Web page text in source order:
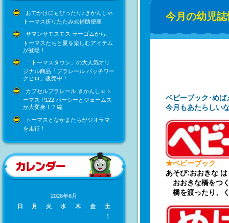
おでかけにもぴったり♪きかんしゃ
トーマス折りたたみ式補助便座
サマンサモスモス ラーゴムから、
トーマスたちと夏を楽しむアイテム
が登場！
「トーマスタウン」の大人気オリ
ジナル商品「プラレール パッチワー
クヒロ」販売中！
カプセルプラレール きかんしゃト
ーマス P122 パーシーとジェームス
が大変身！？編
トーマスとなかまたちがジオラマ
を走行！
2026年8月
日
月 火 水 木 金
土
1
今月の幼児
ベビーブック･め
今月もあたらしい
★ベビーブック
あそび:おおきな
おおきな橋をつ
橋を渡ったり、